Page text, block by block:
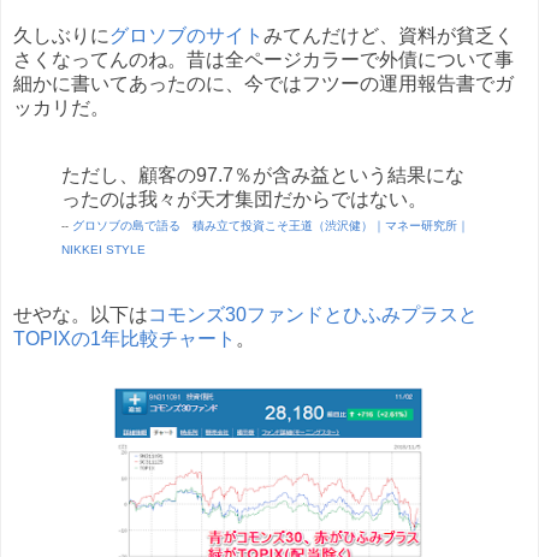
久しぶりにグロソブのサイト みてんだけど、資料が貧乏く
さくなってんのね。昔は全ページカラーで外債について事
細かに書いてあったのに、今ではフツーの運用報告書でガ
ッカリだ。
ただし、顧客の97.7％が含み益という結果にな
ったのは我々が天才集団だからではない。
-- グロソブの島で語る 積み立て投資こそ王道（渋沢健）｜マネー研究所｜
NIKKEI STYLE
せやな。以下はコモンズ30ファンドとひふみプラスと
TOPIXの1年比較チャート 。